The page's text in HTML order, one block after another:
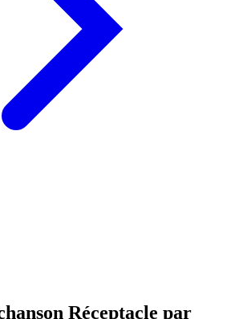
Réceptacle par